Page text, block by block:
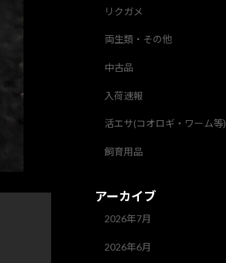
リクガメ
両生類・その他
中古品
入荷速報
活エサ(コオロギ・ワーム等)
飼育用品
アーカイブ
2026年7月
2026年6月